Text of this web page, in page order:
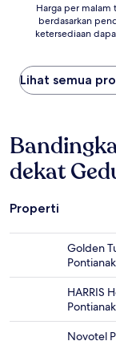
Harga
malam
yang
ditemukan
dalam
terakhir
berdasarkan
pencarian
1
untuk
dan
ketersediaan
berubah
Harga per
berdasarkan
ketersediaan
Lihat semua
dekat
Properti
Golden
Pontianak
HARRIS
Pontianak
Novotel